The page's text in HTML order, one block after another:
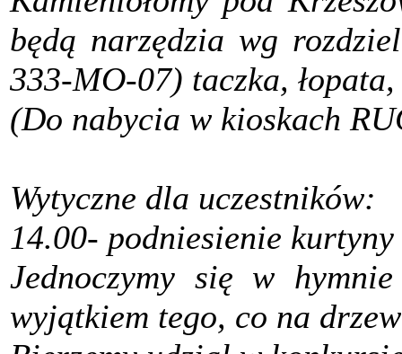
będą narzędzia wg
333-MO-07) taczka,
(Do nabycia w kioskach
Wytyczne dla uczestników:
14.00- podniesienie kurtyny
Jednoczymy się w
wyjątkiem tego, co na